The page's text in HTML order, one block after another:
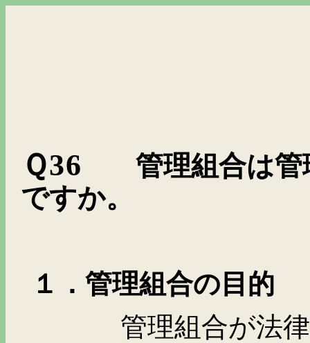
Ｑ36
管理組合は
ですか。
１．管理組合の目的
管理組合が法律上